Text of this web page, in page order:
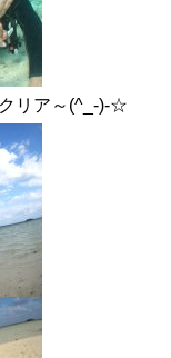
リア～(^_-)-☆